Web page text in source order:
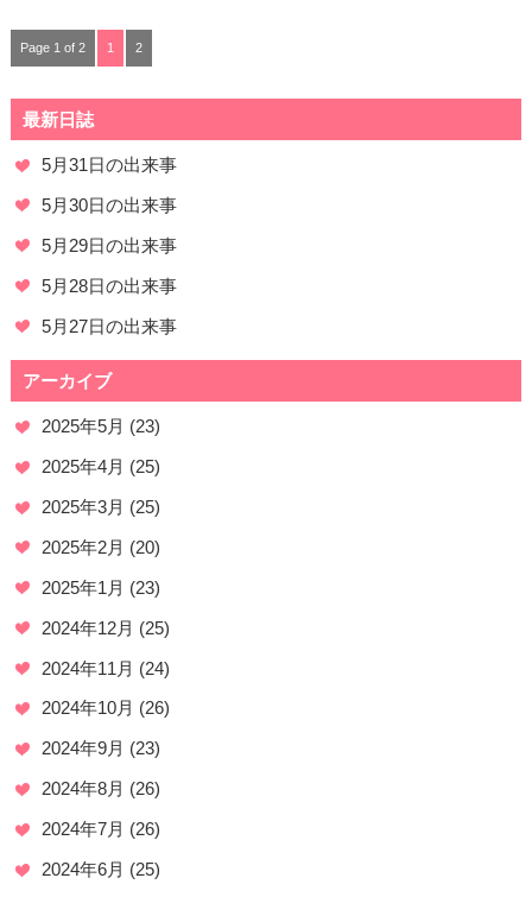
Page 1 of 2 1 2
最新日誌
5月31日の出来事
5月30日の出来事
5月29日の出来事
5月28日の出来事
5月27日の出来事
アーカイブ
2025年5月 (23)
2025年4月 (25)
2025年3月 (25)
2025年2月 (20)
2025年1月 (23)
2024年12月 (25)
2024年11月 (24)
2024年10月 (26)
2024年9月 (23)
2024年8月 (26)
2024年7月 (26)
2024年6月 (25)